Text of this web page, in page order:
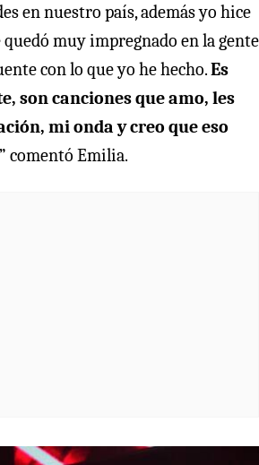
en nuestro país, además yo hice
muy impregnado en la gente
con lo que yo he hecho.Es
son canciones que amo, les
mi onda y creo que eso
” comentó Emilia.